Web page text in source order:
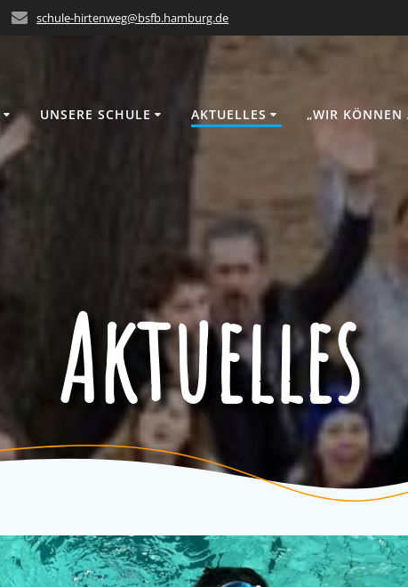
schule-hirtenweg@bsfb.hamburg.de
UNSERE SCHULE AKTUELLES „WIR KÖNNEN
Aktuelles